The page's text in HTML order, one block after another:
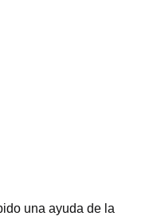
una ayuda de la